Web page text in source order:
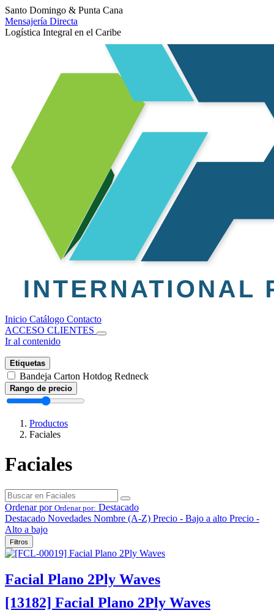
Santo Domingo & Punta Cana
Mensajería Directa
Logística Integral en el Caribe
Inicio Catálogo Contacto
ACCESO CLIENTES
Ir al contenido
Etiquetas
Bandeja Carton Hotdog Redneck
Rango de precio
Productos
Faciales
Faciales
Ordenar por Ordenar por: Destacado
Destacado Novedades Nombre (A-Z) Precio - Bajo a alto Precio -
Alto a bajo
Filtros
Facial Plano 2Ply Waves
[13182] Facial Plano 2Ply Waves